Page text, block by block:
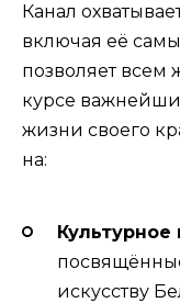
Канал
включая её
позволяет всем
курсе
жизни своего
на:
Культурное
искусству